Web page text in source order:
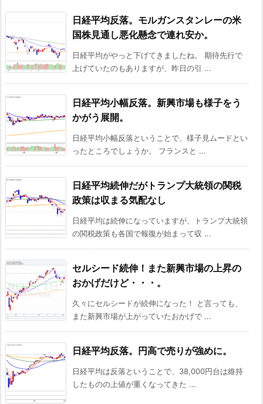
日経平均反落。モルガンスタンレーの米
国株見通し悪化懸念で連れ安か。
日経平均がやっと下げてきましたね。 期待先行で
上げていたのもありますが、昨日の引 ...
日経平均小幅反落。新興市場も様子をう
かがう展開。
日経平均小幅反落ということで、様子見ムードとい
ったところでしょうか。 フランスと ...
日経平均続伸だがトランプ大統領の関税
政策は収まる気配なし
日経平均は続伸になっていますが、トランプ大統領
の関税政策も各国で報復が始まって収 ...
セルシード続伸！また新興市場の上昇の
おかげだけど・・・。
久々にセルシードが続伸になった！ と言っても、
また新興市場が上がっていたおかげで ...
日経平均反落。円高で売りが強めに。
日経平均は反落ということで、38,000円台は維持
したものの上値が重くなってきた ...